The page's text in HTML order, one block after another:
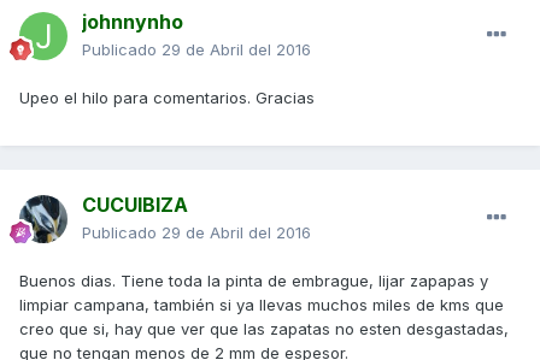
johnnynho
Publicado 29 de Abril del 2016
Upeo el hilo para comentarios. Gracias
CUCUIBIZA
Publicado 29 de Abril del 2016
Buenos dias. Tiene toda la pinta de embrague, lijar zapapas y
limpiar campana, también si ya llevas muchos miles de kms que
creo que si, hay que ver que las zapatas no esten desgastadas,
que no tengan menos de 2 mm de espesor.